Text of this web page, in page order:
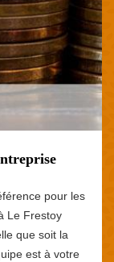
pour les
Le Frestoy
que soit la
est à votre